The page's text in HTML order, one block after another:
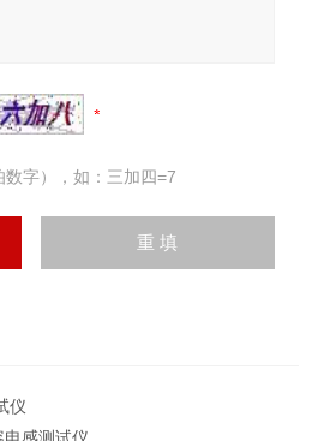
字），如：三加四=7
仪